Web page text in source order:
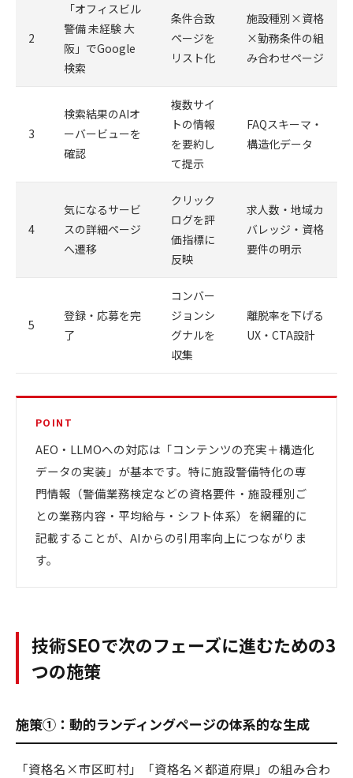
2
「オフィスビル
警備 未経験 大
阪」でGoogle
検索
条件合致
ページを
リスト化
施設種別×資格
×勤務条件の組
み合わせページ
3
検索結果のAIオ
ーバービューを
確認
複数サイ
トの情報
を要約し
て提示
FAQスキーマ・
構造化データ
4
気になるサービ
スの詳細ページ
へ遷移
クリック
ログを評
価指標に
反映
求人数・地域カ
バレッジ・資格
要件の明示
5
登録・応募を完
了
コンバー
ジョンシ
グナルを
収集
離脱率を下げる
UX・CTA設計
POINT
AEO・LLMOへの対応は「コンテンツの充実＋構造化
データの実装」が基本です。特に施設警備特化の専
門情報（警備業務検定などの資格要件・施設種別ご
との業務内容・平均給与・シフト体系）を網羅的に
記載することが、AIからの引用率向上につながりま
す。
技術SEOで次のフェーズに進むための3
つの施策
施策①：動的ランディングページの体系的な生成
「資格名×市区町村」「資格名×都道府県」の組み合わ